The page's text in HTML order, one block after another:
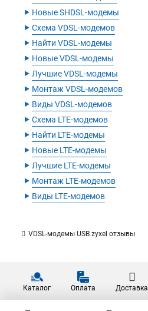
‣ Новые SHDSL-модемы
‣ Схема VDSL-модемов
‣ Найти VDSL-модемы
‣ Новые VDSL-модемы
‣ Лучшие VDSL-модемы
‣ Монтаж VDSL-модемов
‣ Виды VDSL-модемов
‣ Схема LTE-модемов
‣ Найти LTE-модемы
‣ Новые LTE-модемы
‣ Лучшие LTE-модемы
‣ Монтаж LTE-модемов
‣ Виды LTE-модемов
VDSL-модемы USB zyxel отзывы
Каталог Оплата Доставка